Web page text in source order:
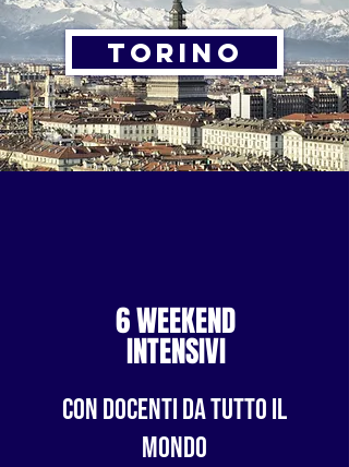
TORINO
6 WEEKEND
INTENSIVI
CON DOCENTI DA TUTTO IL
MONDO